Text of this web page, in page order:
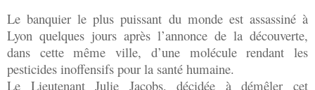
Le banquier le plus puissant du monde est assassiné à
Lyon quelques jours après l’annonce de la découverte,
dans cette même ville, d’une molécule rendant les
pesticides inoffensifs pour la santé humaine.
Le Lieutenant Julie Jacobs, décidée à démêler cet